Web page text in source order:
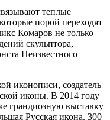
теплые
порой переходят
Комаров не только
скульптора,
Неизвестного
иконописи, создатель
иконы. В 2014 году
грандиозную выставку
Русская икона. 300